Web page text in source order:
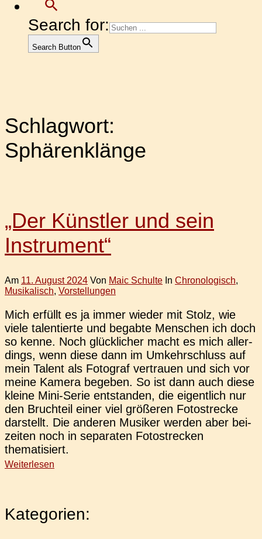
Search for:
Search Button
Schlagwort:
Sphärenklänge
„Der Künstler und sein
Instrument“
Am 11. August 2024 Von Maic Schulte In Chronologisch,
Musikalisch, Vorstellungen
Mich erfüllt es ja immer wieder mit Stolz, wie
viele talen­tier­te und begab­te Men­schen ich doch
so kenne. Noch glück­li­cher macht es mich aller­
dings, wenn diese dann im Umkehr­schluss auf
mein Talent als Foto­graf ver­trau­en und sich vor
meine Kamera bege­ben. So ist dann auch diese
kleine Mini-Serie ent­stan­den, die eigent­lich nur
den Bruch­teil einer viel grö­ße­ren Foto­stre­cke
dar­stellt. Die ande­ren Musi­ker werden aber bei­
zei­ten noch in sepa­ra­ten Foto­stre­cken
thematisiert.
Weiterlesen
Kategorien: